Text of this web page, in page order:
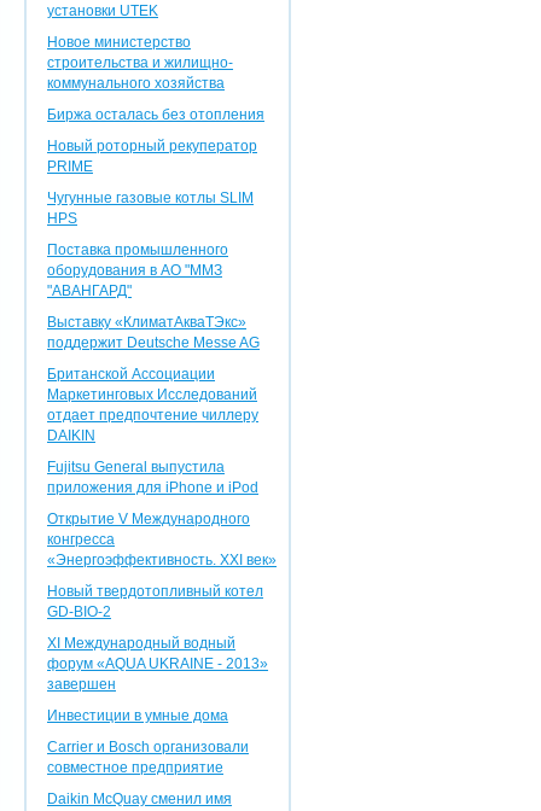
установки UTEK
Новое министерство
строительства и жилищно-
коммунального хозяйства
Биржа осталась без отопления
Новый роторный рекуператор
PRIME
Чугунные газовые котлы SLIM
HPS
Поставка промышленного
оборудования в АО "ММЗ
"АВАНГАРД"
Выставку «КлиматАкваТЭкс»
поддержит Deutsche Messe AG
Британской Ассоциации
Маркетинговых Исследований
отдает предпочтение чиллеру
DAIKIN
Fujitsu General выпустила
приложения для iPhone и iPod
Открытие V Международного
конгресса
«Энергоэффективность. XXI век»
Новый твердотопливный котел
GD-BIO-2
XI Международный водный
форум «AQUA UKRAINE - 2013»
завершен
Инвестиции в умные дома
Carrier и Bosch организовали
совместное предприятие
Daikin McQuay сменил имя